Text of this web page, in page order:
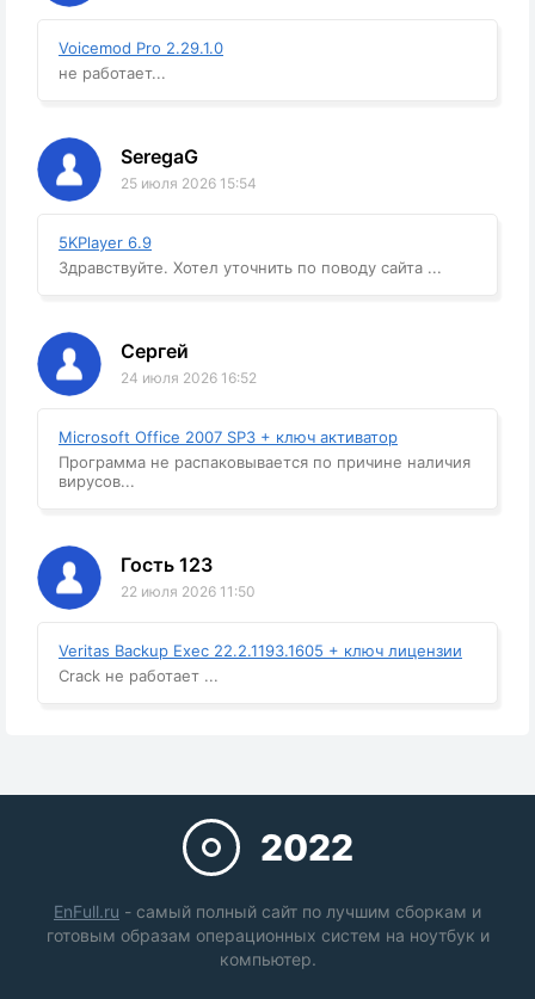
Voicemod Pro 2.29.1.0
не работает...
SeregaG
25 июля 2026 15:54
5KPlayer 6.9
Здравствуйте. Хотел уточнить по поводу сайта ...
Сергей
24 июля 2026 16:52
Microsoft Office 2007 SP3 + ключ активатор
Программа не распаковывается по причине наличия
вирусов...
Гость 123
22 июля 2026 11:50
Veritas Backup Exec 22.2.1193.1605 + ключ лицензии
Crack не работает ...
2022
EnFull.ru - самый полный сайт по лучшим сборкам и
готовым образам операционных систем на ноутбук и
компьютер.